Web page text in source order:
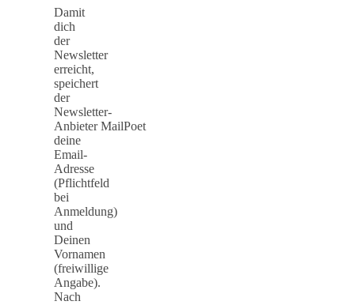
Damit
dich
der
Newsletter
erreicht,
speichert
der
Newsletter-
Anbieter MailPoet
deine
Email-
Adresse
(Pflichtfeld
bei
Anmeldung)
und
Deinen
Vornamen
(freiwillige
Angabe).
Nach